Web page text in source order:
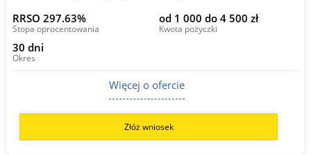
RRSO 297.63%
Stopa oprocentowania
od 1 000 do 4 500 zł
Kwota pożyczki
30 dni
Okres
Więcej o ofercie
Złóż wniosek